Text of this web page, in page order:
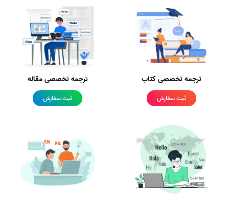
ترجمه تخصصی کتاب
ثبت سفارش
ترجمه تخصصی مقاله
ثبت سفارش